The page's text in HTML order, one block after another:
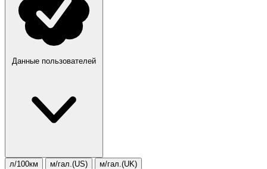
Данные пользователей
л/100км м/гал.(US) м/гал.(UK)